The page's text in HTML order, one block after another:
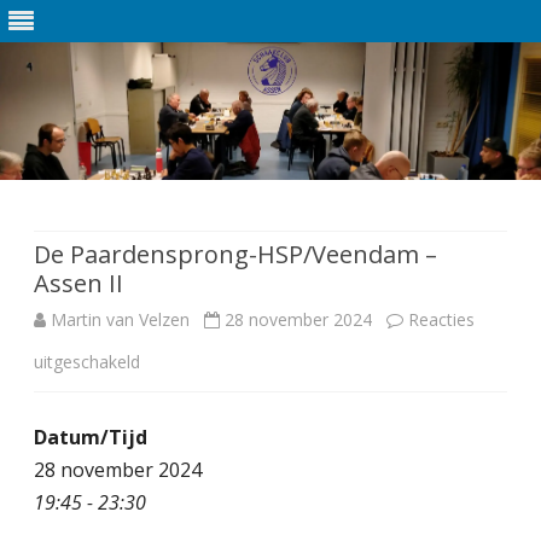
de
inhoud
De Paardensprong-HSP/Veendam –
Assen II
Martin van Velzen 28 november 2024
Reacties
uitgeschakeld
o
Datum/Tijd
28 november 2024
19:45 - 23:30